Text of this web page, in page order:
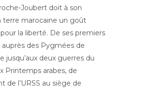
Joubert doit à son
terre marocaine un goût
la liberté. De ses premiers
des Pygmées de
jusqu’aux deux guerres du
Printemps arabes, de
de l’URSS au siège de